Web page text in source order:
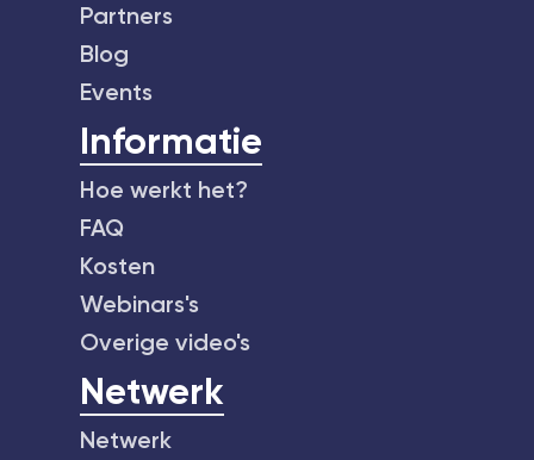
Partners
Blog
Events
Informatie
Hoe werkt het?
FAQ
Kosten
Webinars's
Overige video's
Netwerk
Netwerk